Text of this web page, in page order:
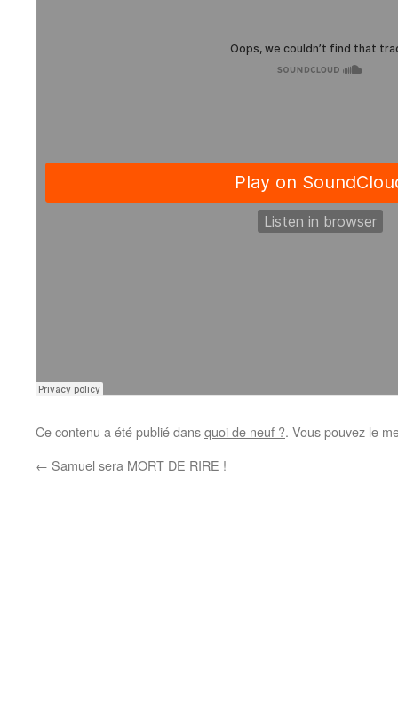
Ce contenu a été publié dansquoi de neuf ?. Vous pouvez le
← Samuel sera MORT DE RIRE !